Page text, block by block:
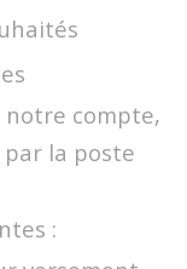
notre compte,
par la poste
: